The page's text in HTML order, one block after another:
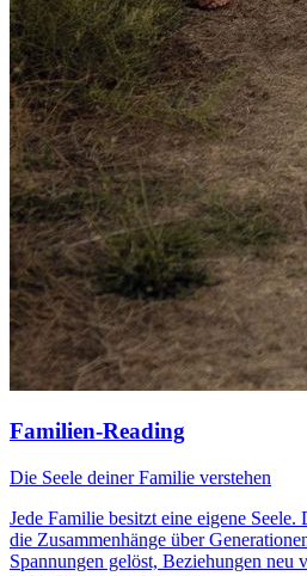
Familien-Reading
Die Seele deiner Familie verstehen
Jede Familie besitzt eine eigene
die Zusammenhänge über
Spannungen gelöst, Beziehungen neu